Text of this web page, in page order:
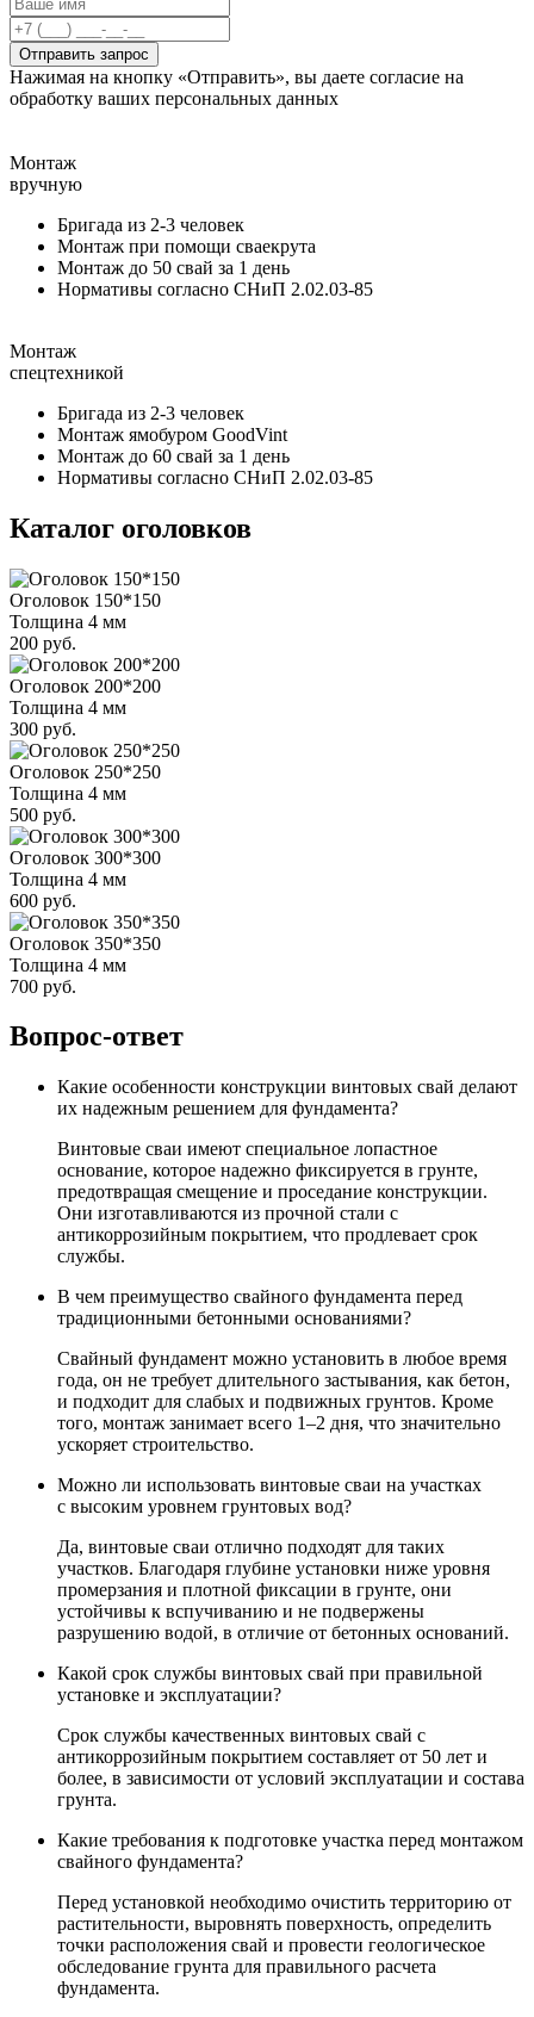
Отправить запрос
Нажимая на кнопку «Отправить», вы даете согласие на
обработку ваших персональных данных
Монтаж
вручную
Бригада из 2-3 человек
Монтаж при помощи сваекрута
Монтаж до 50 свай за 1 день
Нормативы согласно СНиП 2.02.03-85
Монтаж
спецтехникой
Бригада из 2-3 человек
Монтаж ямобуром GoodVint
Монтаж до 60 свай за 1 день
Нормативы согласно СНиП 2.02.03-85
Каталог оголовков
Оголовок 150*150
Толщина 4 мм
200 руб.
Оголовок 200*200
Толщина 4 мм
300 руб.
Оголовок 250*250
Толщина 4 мм
500 руб.
Оголовок 300*300
Толщина 4 мм
600 руб.
Оголовок 350*350
Толщина 4 мм
700 руб.
Вопрос-ответ
Какие особенности конструкции винтовых свай делают
их надежным решением для фундамента?
Винтовые сваи имеют специальное лопастное
основание, которое надежно фиксируется в грунте,
предотвращая смещение и проседание конструкции.
Они изготавливаются из прочной стали с
антикоррозийным покрытием, что продлевает срок
службы.
В чем преимущество свайного фундамента перед
традиционными бетонными основаниями?
Свайный фундамент можно установить в любое время
года, он не требует длительного застывания, как бетон,
и подходит для слабых и подвижных грунтов. Кроме
того, монтаж занимает всего 1–2 дня, что значительно
ускоряет строительство.
Можно ли использовать винтовые сваи на участках
с высоким уровнем грунтовых вод?
Да, винтовые сваи отлично подходят для таких
участков. Благодаря глубине установки ниже уровня
промерзания и плотной фиксации в грунте, они
устойчивы к вспучиванию и не подвержены
разрушению водой, в отличие от бетонных оснований.
Какой срок службы винтовых свай при правильной
установке и эксплуатации?
Срок службы качественных винтовых свай с
антикоррозийным покрытием составляет от 50 лет и
более, в зависимости от условий эксплуатации и состава
грунта.
Какие требования к подготовке участка перед монтажом
свайного фундамента?
Перед установкой необходимо очистить территорию от
растительности, выровнять поверхность, определить
точки расположения свай и провести геологическое
обследование грунта для правильного расчета
фундамента.